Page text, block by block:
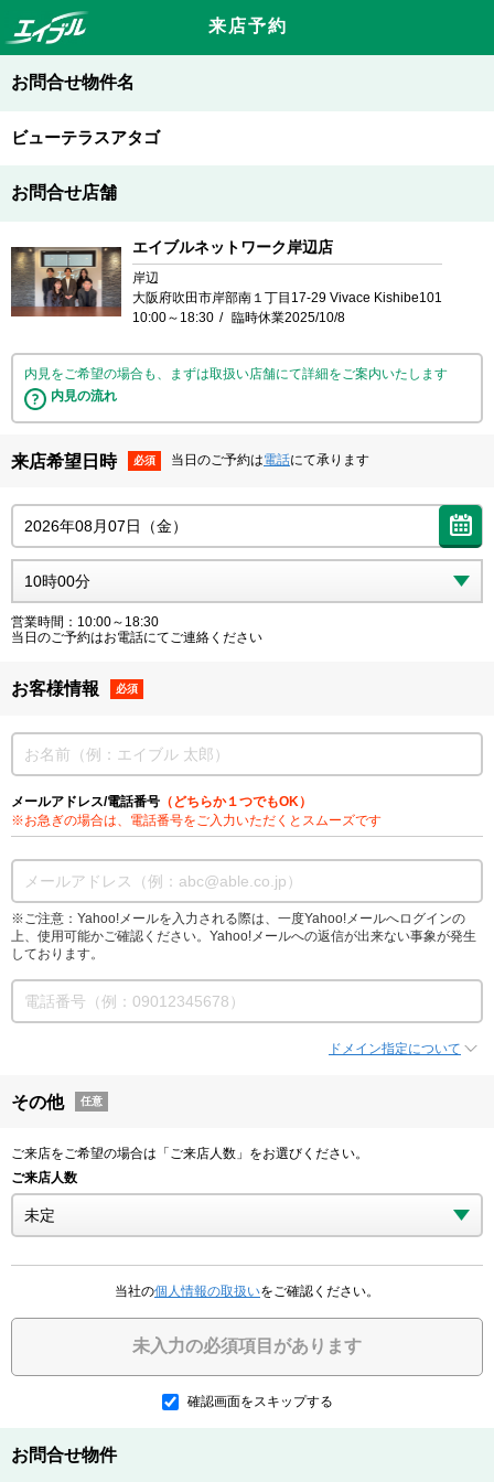
来店予約
お問合せ物件名
ビューテラスアタゴ
お問合せ店舗
エイブルネットワーク岸辺店
岸辺
大阪府吹田市岸部南１丁目17-29 Vivace Kishibe101
10:00～18:30
臨時休業2025/10/8
内見をご希望の場合も、まずは取扱い店舗にて詳細をご案内いたします
内見の流れ
来店希望日時 必須 当日のご予約は電話にて承ります
営業時間：10:00～18:30
当日のご予約はお電話にてご連絡ください
お客様情報 必須
メールアドレス/電話番号 （どちらか１つでもOK）
※お急ぎの場合は、電話番号をご入力いただくとスムーズです
※ご注意：Yahoo!メールを入力される際は、一度Yahoo!メールへログインの
上、使用可能かご確認ください。Yahoo!メールへの返信が出来ない事象が発生
しております。
ドメイン指定について
その他 任意
ご来店をご希望の場合は「ご来店人数」をお選びください。
ご来店人数
当社の個人情報の取扱いをご確認ください。
未入力の必須項目があります
確認画面をスキップする
お問合せ物件